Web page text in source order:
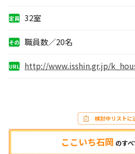
定員 32室
その
職員数／20名
URL http://www.isshin.gr.jp/
ここいち石岡 のす
検討中リストに